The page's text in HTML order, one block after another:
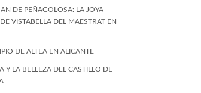
DE PEÑAGOLOSA: LA JOYA
VISTABELLA DEL MAESTRAT EN
DE ALTEA EN ALICANTE
Y LA BELLEZA DEL CASTILLO DE